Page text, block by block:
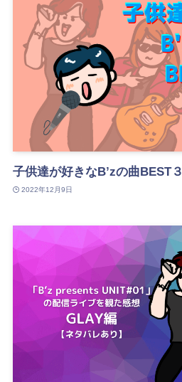
子供達が好きなB’zの曲BEST３
2022年12月9日